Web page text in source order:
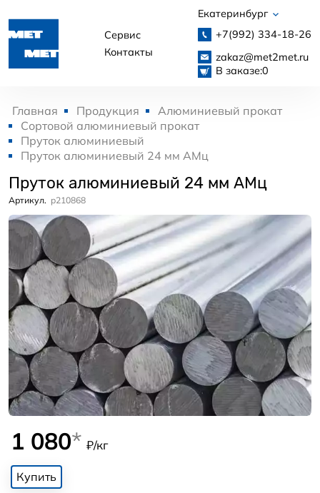
Сервис
Контакты
Екатеринбург
+7(992) 334-18-26
zakaz@met2met.ru
В заказе:0
Главная Продукция
Алюминиевый прокат
Сортовой алюминиевый прокат
Пруток алюминиевый
Пруток алюминиевый 24 мм АМц
Пруток алюминиевый 24 мм АМц
Артикул. p210868
1 080* ₽/кг
Купить